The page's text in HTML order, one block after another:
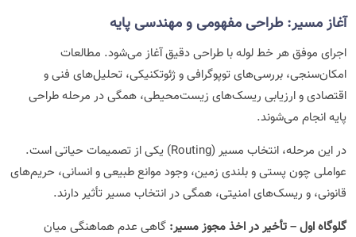
آغاز مسیر: طراحی مفهومی و مهندسی پایه
اجرای موفق هر خط لوله با طراحی دقیق آغاز می‌شود. مطالعات
امکان‌سنجی، بررسی‌های توپوگرافی و ژئوتکنیکی، تحلیل‌های فنی و
اقتصادی و ارزیابی ریسک‌های زیست‌محیطی، همگی در مرحله طراحی
پایه انجام می‌شوند.
در این مرحله، انتخاب مسیر (Routing) یکی از تصمیمات حیاتی است.
عواملی چون پستی و بلندی زمین، وجود موانع طبیعی و انسانی، حریم‌های
قانونی، و ریسک‌های امنیتی، همگی در انتخاب مسیر تأثیر دارند.
گلوگاه اول – تأخیر در اخذ مجوز مسیر: گاهی عدم هماهنگی میان